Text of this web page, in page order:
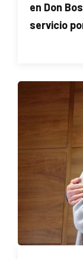
en Don
servicio